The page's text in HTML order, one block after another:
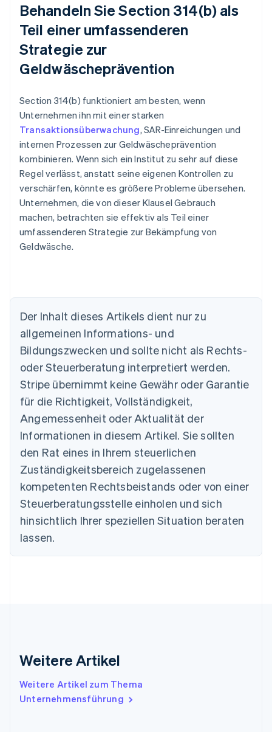
Behandeln Sie Section 314(b) als
Teil einer umfassenderen
Strategie zur
Geldwäscheprävention
Section 314(b) funktioniert am besten, wenn
Unternehmen ihn mit einer starken
Transaktionsüberwachung, SAR-Einreichungen und
internen Prozessen zur Geldwäscheprävention
kombinieren. Wenn sich ein Institut zu sehr auf diese
Regel verlässt, anstatt seine eigenen Kontrollen zu
verschärfen, könnte es größere Probleme übersehen.
Unternehmen, die von dieser Klausel Gebrauch
machen, betrachten sie effektiv als Teil einer
umfassenderen Strategie zur Bekämpfung von
Geldwäsche.
Der Inhalt dieses Artikels dient nur zu
allgemeinen Informations- und
Bildungszwecken und sollte nicht als Rechts-
oder Steuerberatung interpretiert werden.
Stripe übernimmt keine Gewähr oder Garantie
für die Richtigkeit, Vollständigkeit,
Angemessenheit oder Aktualität der
Informationen in diesem Artikel. Sie sollten
den Rat eines in Ihrem steuerlichen
Zuständigkeitsbereich zugelassenen
kompetenten Rechtsbeistands oder von einer
Steuerberatungsstelle einholen und sich
hinsichtlich Ihrer speziellen Situation beraten
lassen.
Weitere Artikel
Weitere Artikel zum Thema
Unternehmensführung
Australien
English
Belgien
Brasilien
PortuguêsEnglish
Bulgarien
English
Dänemark
English
DeutschEnglish
Estland
English
Festlandchina
简体中文English
Finnland
Frankreich
FrançaisEnglish
English
Italien
Italiano English
Japan
日本語 English